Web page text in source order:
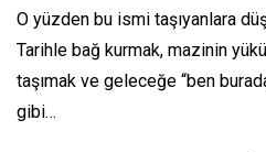
O yüzden bu ismi taşıyanlara
Tarihle bağ kurmak, mazinin
taşımak ve geleceğe “ben
gibi…